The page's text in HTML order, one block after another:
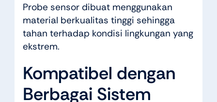
Probe sensor dibuat menggunakan
material berkualitas tinggi sehingga
tahan terhadap kondisi lingkungan yang
ekstrem.
Kompatibel dengan
Berbagai Sistem